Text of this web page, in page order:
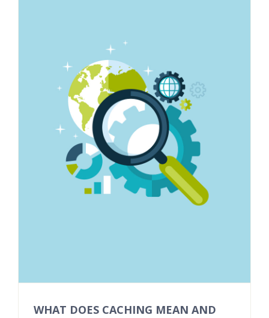
WHAT DOES CACHING MEAN AND